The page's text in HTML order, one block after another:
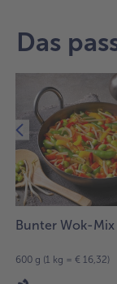
Übersicht.
befinden
Artikel
in
der
Liste.
Das
Bunter Wok-Mix
600 g (1 kg = € 16,32)